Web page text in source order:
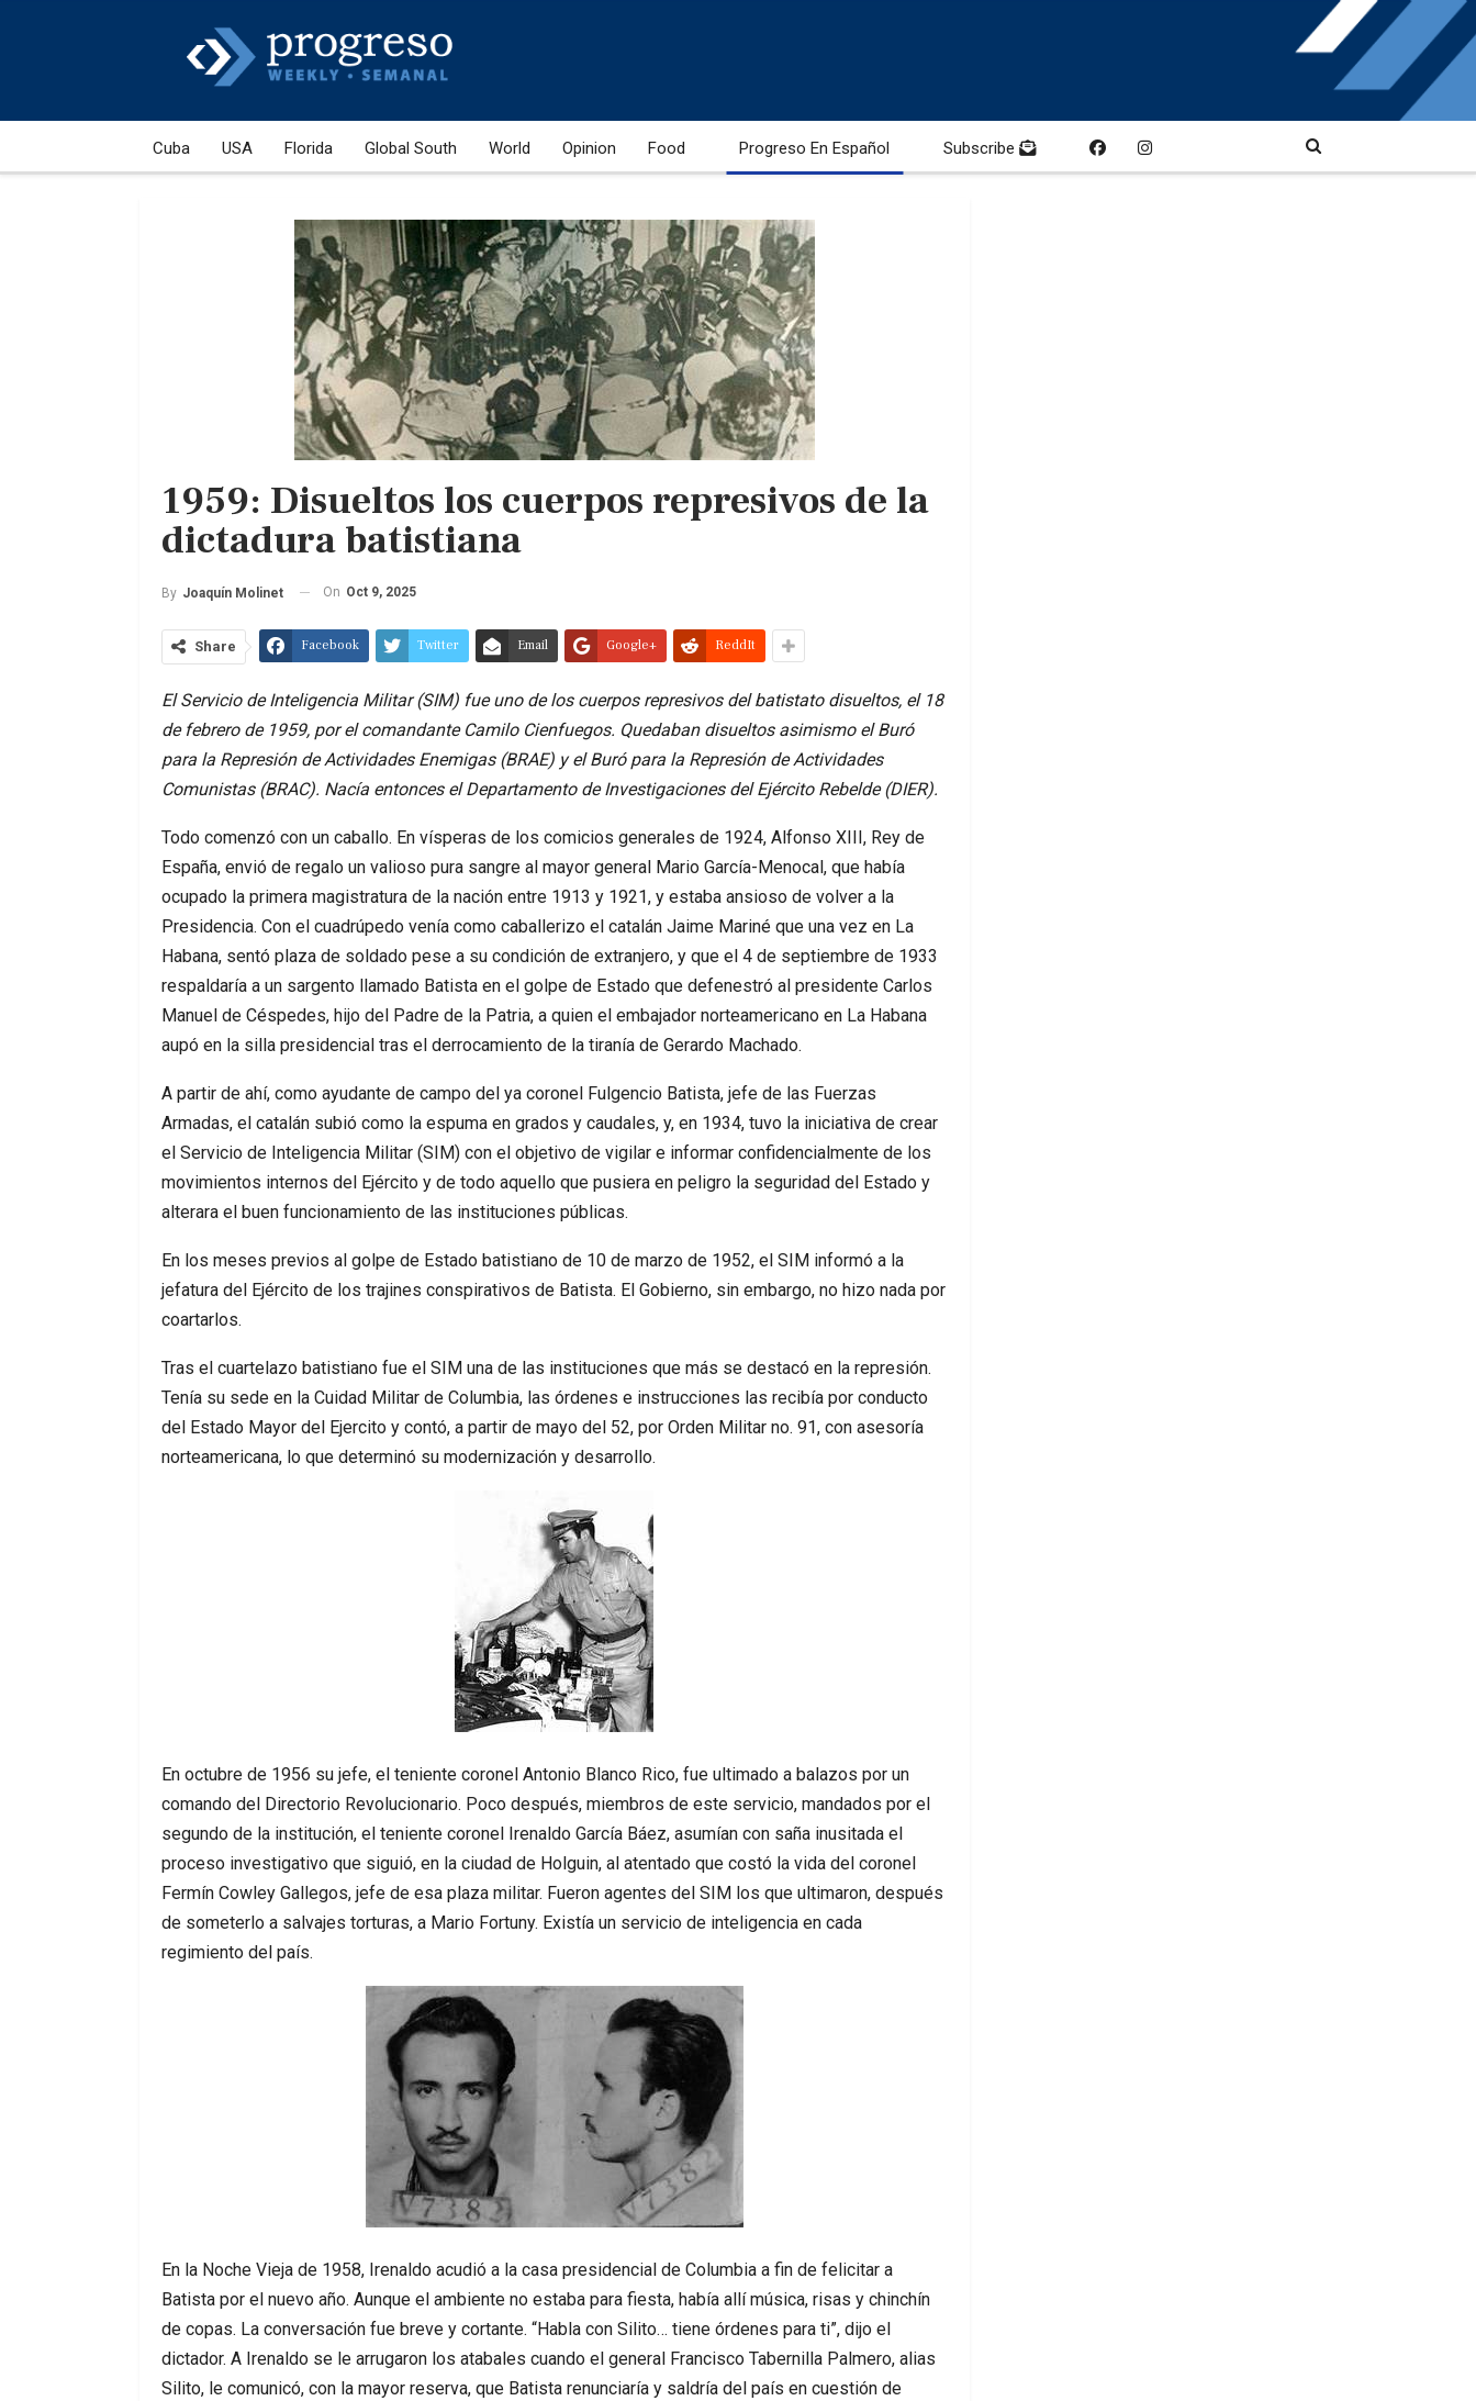
Cuba USA Florida Global South World Opinion Food Progreso En Español Subscribe
1959: Disueltos los cuerpos represivos de la
dictadura batistiana
By Joaquín Molinet On Oct 9, 2025
Share Facebook Twitter Email Google+ ReddIt
El Servicio de Inteligencia Militar (SIM) fue uno de los cuerpos represivos del batistato disueltos, el 18
de febrero de 1959, por el comandante Camilo Cienfuegos. Quedaban disueltos asimismo el Buró
para la Represión de Actividades Enemigas (BRAE) y el Buró para la Represión de Actividades
Comunistas (BRAC). Nacía entonces el Departamento de Investigaciones del Ejército Rebelde (DIER).
Todo comenzó con un caballo. En vísperas de los comicios generales de 1924, Alfonso XIII, Rey de
España, envió de regalo un valioso pura sangre al mayor general Mario García-Menocal, que había
ocupado la primera magistratura de la nación entre 1913 y 1921, y estaba ansioso de volver a la
Presidencia. Con el cuadrúpedo venía como caballerizo el catalán Jaime Mariné que una vez en La
Habana, sentó plaza de soldado pese a su condición de extranjero, y que el 4 de septiembre de 1933
respaldaría a un sargento llamado Batista en el golpe de Estado que defenestró al presidente Carlos
Manuel de Céspedes, hijo del Padre de la Patria, a quien el embajador norteamericano en La Habana
aupó en la silla presidencial tras el derrocamiento de la tiranía de Gerardo Machado.
A partir de ahí, como ayudante de campo del ya coronel Fulgencio Batista, jefe de las Fuerzas
Armadas, el catalán subió como la espuma en grados y caudales, y, en 1934, tuvo la iniciativa de crear
el Servicio de Inteligencia Militar (SIM) con el objetivo de vigilar e informar confidencialmente de los
movimientos internos del Ejército y de todo aquello que pusiera en peligro la seguridad del Estado y
alterara el buen funcionamiento de las instituciones públicas.
En los meses previos al golpe de Estado batistiano de 10 de marzo de 1952, el SIM informó a la
jefatura del Ejército de los trajines conspirativos de Batista. El Gobierno, sin embargo, no hizo nada por
coartarlos.
Tras el cuartelazo batistiano fue el SIM una de las instituciones que más se destacó en la represión.
Tenía su sede en la Cuidad Militar de Columbia, las órdenes e instrucciones las recibía por conducto
del Estado Mayor del Ejercito y contó, a partir de mayo del 52, por Orden Militar no. 91, con asesoría
norteamericana, lo que determinó su modernización y desarrollo.
En octubre de 1956 su jefe, el teniente coronel Antonio Blanco Rico, fue ultimado a balazos por un
comando del Directorio Revolucionario. Poco después, miembros de este servicio, mandados por el
segundo de la institución, el teniente coronel Irenaldo García Báez, asumían con saña inusitada el
proceso investigativo que siguió, en la ciudad de Holguin, al atentado que costó la vida del coronel
Fermín Cowley Gallegos, jefe de esa plaza militar. Fueron agentes del SIM los que ultimaron, después
de someterlo a salvajes torturas, a Mario Fortuny. Existía un servicio de inteligencia en cada
regimiento del país.
En la Noche Vieja de 1958, Irenaldo acudió a la casa presidencial de Columbia a fin de felicitar a
Batista por el nuevo año. Aunque el ambiente no estaba para fiesta, había allí música, risas y chinchín
de copas. La conversación fue breve y cortante. “Habla con Silito… tiene órdenes para ti”, dijo el
dictador. A Irenaldo se le arrugaron los atabales cuando el general Francisco Tabernilla Palmero, alias
Silito, le comunicó, con la mayor reserva, que Batista renunciaría y saldría del país en cuestión de